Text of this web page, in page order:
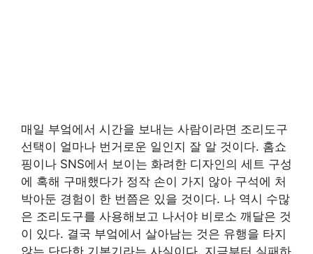
매일 부엌에서 시간을 보내는 사람이라면 조리도구
선택이 얼마나 번거로운 일인지 잘 알 것이다. 홈쇼
핑이나 SNS에서 보이는 화려한 디자인의 세트 구성
에 혹해 구매했다가 정작 손이 가지 않아 구석에 처
박아둔 경험이 한 번쯤은 있을 것이다. 나 역시 수많
은 조리도구를 사용해보고 나서야 비로소 깨달은 것
이 있다. 결국 부엌에서 살아남는 것은 유행을 타지